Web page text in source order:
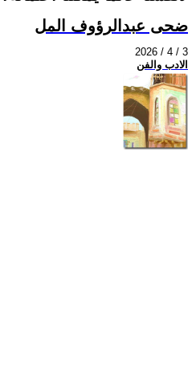
ضحى عبدالرؤوف المل
2026 / 4 / 3
الادب والفن